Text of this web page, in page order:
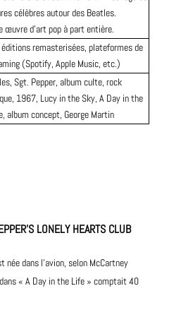
célèbres autour des Beatles.
œuvre d’art pop à part entière.
éditions remasterisées, plateformes de
(Spotify, Apple Music, etc.)
Sgt. Pepper, album culte, rock
1967, Lucy in the Sky, A Day in the
album concept, George Martin
LONELY HEARTS CLUB
née dans l’avion, selon McCartney
« A Day in the Life » comptait 40